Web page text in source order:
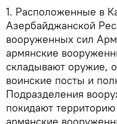
1. Расположенные в
Азербайджанской
вооруженных сил
армянские
складывают оружие,
воинские посты и
Подразделения
покидают